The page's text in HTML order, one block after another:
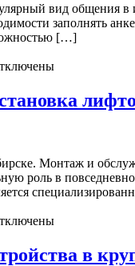
вид общения
заполнять
[…]
Монтаж и
роль в
в